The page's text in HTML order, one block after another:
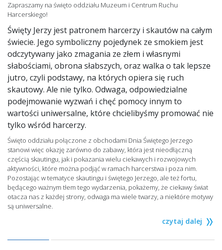
Zapraszamy na święto oddziału Muzeum i Centrum Ruchu
Harcerskiego!
Święty Jerzy jest patronem harcerzy i skautów na całym
świecie. Jego symboliczny pojedynek ze smokiem jest
odczytywany jako zmagania ze złem i własnymi
słabościami, obrona słabszych, oraz walka o tak lepsze
jutro, czyli podstawy, na których opiera się ruch
skautowy. Ale nie tylko. Odwaga, odpowiedzialne
podejmowanie wyzwań i chęć pomocy innym to
wartości uniwersalne, które chcielibyśmy promować nie
tylko wśród harcerzy.
Święto oddziału połączone z obchodami Dnia Świętego Jerzego
stanowi więc okazję zarówno do zabawy, która jest nieodłączną
częścią skautingu, jak i pokazania wielu ciekawych i rozwojowych
aktywności, które można podjąć w ramach harcerstwa i poza nim.
Pozostając w tematyce skautingu i świętego Jerzego, ale też fortu,
będącego ważnym tłem tego wydarzenia, pokażemy, że ciekawy świat
otacza nas z każdej strony, odwaga ma wiele twarzy, a niektóre motywy
są uniwersalne.
czytaj dalej